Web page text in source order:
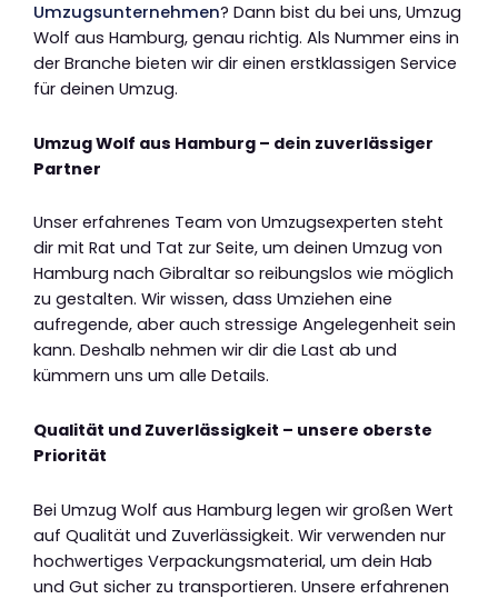
Umzugsunternehmen? Dann bist du bei uns, Umzug
Wolf aus Hamburg, genau richtig. Als Nummer eins in
der Branche bieten wir dir einen erstklassigen Service
für deinen Umzug.
Umzug Wolf aus Hamburg – dein zuverlässiger
Partner
Unser erfahrenes Team von Umzugsexperten steht
dir mit Rat und Tat zur Seite, um deinen Umzug von
Hamburg nach Gibraltar so reibungslos wie möglich
zu gestalten. Wir wissen, dass Umziehen eine
aufregende, aber auch stressige Angelegenheit sein
kann. Deshalb nehmen wir dir die Last ab und
kümmern uns um alle Details.
Qualität und Zuverlässigkeit – unsere oberste
Priorität
Bei Umzug Wolf aus Hamburg legen wir großen Wert
auf Qualität und Zuverlässigkeit. Wir verwenden nur
hochwertiges Verpackungsmaterial, um dein Hab
und Gut sicher zu transportieren. Unsere erfahrenen